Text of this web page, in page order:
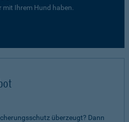
mit Ihrem Hund haben.
überzeugt? Dann